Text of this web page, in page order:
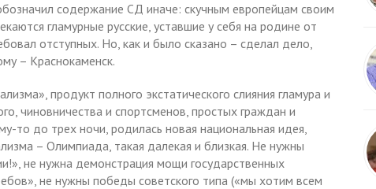
содержание СД иначе: скучным европейцам своим
гламурные русские, уставшие у себя на родине от
отступных. Но, как и было сказано – сделал дело,
– Краснокаменск.
продукт полного экстатического слияния гламура и
чиновничества и спортсменов, простых граждан и
то до трех ночи, родилась новая национальная идея,
– Олимпиада, такая далекая и близкая. Не нужны
не нужна демонстрация мощи государственных
не нужны победы советского типа («мы хотим всем